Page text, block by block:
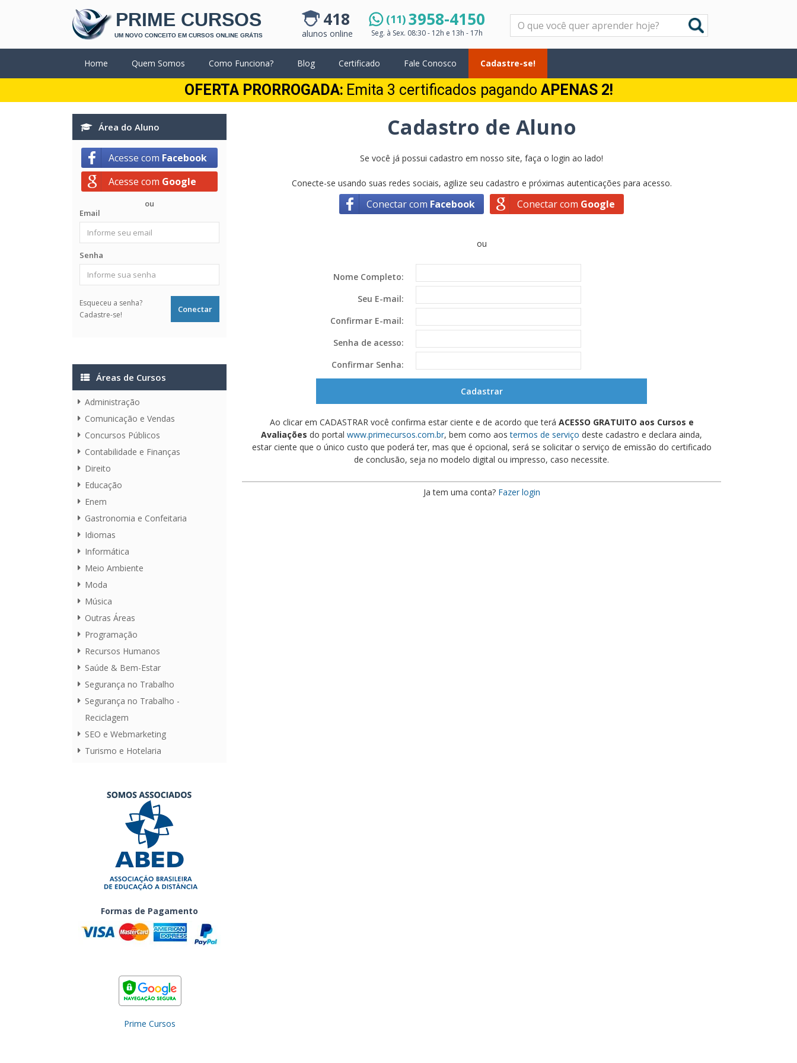
PRIME CURSOS
UM NOVO CONCEITO EM CURSOS ONLINE GRÁTIS
418
alunos online
(11)3958-4150
Seg. à Sex. 08:30 - 12h e 13h - 17h
Pesquisar
Home Quem Somos Como Funciona? Blog Certificado Fale Conosco Cadastre-se!
OFERTA PRORROGADA: Emita 3 certificados pagando APENAS 2!
Área do Aluno
Acesse com Facebook
Acesse com Google
ou
Email
Senha
Esqueceu a senha?
Cadastre-se!
Áreas de Cursos
Administração
Comunicação e Vendas
Concursos Públicos
Contabilidade e Finanças
Direito
Educação
Enem
Gastronomia e Confeitaria
Idiomas
Informática
Meio Ambiente
Moda
Música
Outras Áreas
Programação
Recursos Humanos
Saúde & Bem-Estar
Segurança no Trabalho
Segurança no Trabalho -
Reciclagem
SEO e Webmarketing
Turismo e Hotelaria
Formas de Pagamento
Prime Cursos
Cadastro de Aluno
Se você já possui cadastro em nosso site, faça o login ao lado!
Conecte-se usando suas redes sociais, agilize seu cadastro e próximas autenticações para acesso.
Conectar com Facebook Conectar com Google
ou
Nome Completo:
Seu E-mail:
Confirmar E-mail:
Senha de acesso:
Confirmar Senha:
Ao clicar em CADASTRAR você confirma estar ciente e de acordo que terá ACESSO GRATUITO aos Cursos e
Avaliações do portal www.primecursos.com.br, bem como aostermos de serviço deste cadastro e declara ainda,
estar ciente que o único custo que poderá ter, mas que é opcional, será se solicitar o serviço de emissão do certificado
de conclusão, seja no modelo digital ou impresso, caso necessite.
Ja tem uma conta? Fazer login